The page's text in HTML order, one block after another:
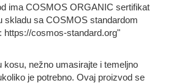
ima COSMOS ORGANIC sertifikat
skladu sa COSMOS standardom
https://cosmos-standard.org"
kosu, nežno umasirajte i temeljno
je potrebno. Ovaj proizvod se